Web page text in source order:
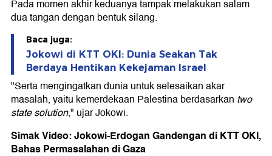
Pada momen akhir keduanya tampak melakukan salam
dua tangan dengan bentuk silang.
Baca juga:
Jokowi di KTT OKI: Dunia Seakan Tak
Berdaya Hentikan Kekejaman Israel
"Serta mengingatkan dunia untuk selesaikan akar
masalah, yaitu kemerdekaan Palestina berdasarkan two
state solution," ujar Jokowi.
Simak Video: Jokowi-Erdogan Gandengan di KTT OKI,
Bahas Permasalahan di Gaza